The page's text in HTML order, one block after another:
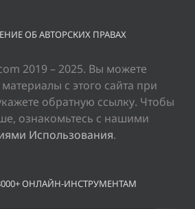
ОБ АВТОРСКИХ ПРАВАХ
2019 – 2025. Вы можете
с этого сайта при
обратную ссылку. Чтобы
ознакомьтесь с нашими
Использования.
ОНЛАЙН-ИНСТРУМЕНТАМ